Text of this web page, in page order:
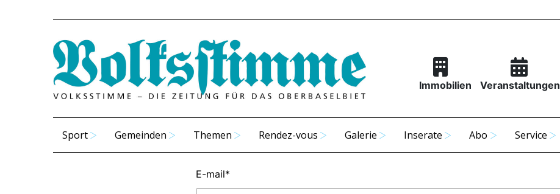
Immobilien Veranstaltungen
Sport Gemeinden Themen Rendez-vous Galerie Inserate Abo Service
E-mail*